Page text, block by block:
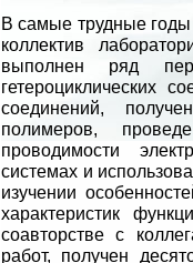
В самые трудные годы
коллектив
выполнен ряд
гетероциклических
соединений,
полимеров,
проводимости
системах и
изучении
характеристик
соавторстве с
работ, получен